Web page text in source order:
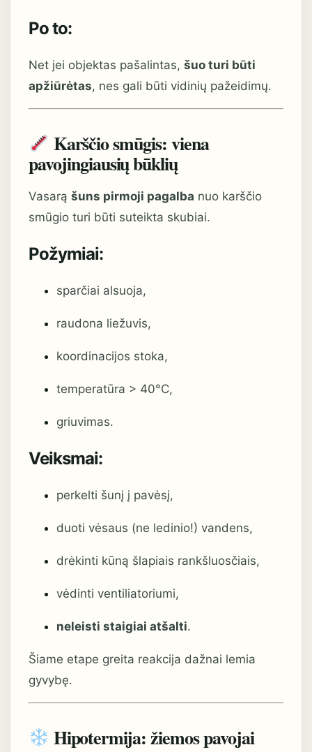
Po to:
Net jei objektas pašalintas, šuo turi būti
apžiūrėtas, nes gali būti vidinių pažeidimų.
Karščio smūgis: viena
pavojingiausių būklių
Vasarą šuns pirmoji pagalba nuo karščio
smūgio turi būti suteikta skubiai.
Požymiai:
sparčiai alsuoja,
raudona liežuvis,
koordinacijos stoka,
temperatūra > 40°C,
griuvimas.
Veiksmai:
perkelti šunį į pavėsį,
duoti vėsaus (ne ledinio!) vandens,
drėkinti kūną šlapiais rankšluosčiais,
vėdinti ventiliatoriumi,
neleisti staigiai atšalti.
Šiame etape greita reakcija dažnai lemia
gyvybę.
Hipotermija: žiemos pavojai